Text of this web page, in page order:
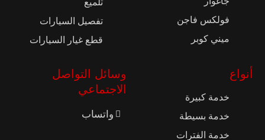
فولكس فاجن
ميني كوبر
تفصيل السيارات
قطع غيار السيارات
أنواع
خدمة كبيرة
خدمة بسيطة
خدمة الفترات
وسائل التواصل
الاجتماعي
واتساب